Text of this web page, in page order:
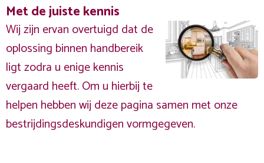
Met de juiste kennis
Wij zijn ervan overtuigd dat de
oplossing binnen handbereik
ligt zodra u enige kennis
vergaard heeft. Om u hierbij te
helpen hebben wij deze pagina samen met onze
bestrijdingsdeskundigen vormgegeven.